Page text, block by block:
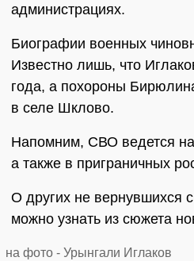
администрациях.
Биографии военных
Известно лишь, что
года, а похороны
в селе Шклово.
Напомним, СВО ведется
а также в приграничных
О других не вернувшихся
можно узнать из сюжета
на фото - Урынгали Иглаков